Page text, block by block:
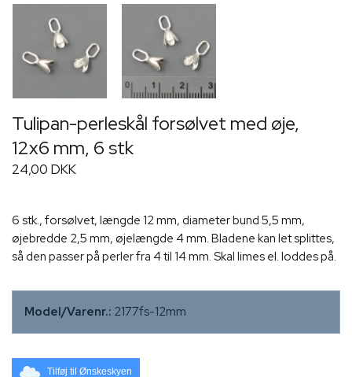
Tulipan-perleskål forsølvet med øje,
12x6 mm, 6 stk
24,00 DKK
6 stk., forsølvet, længde 12 mm, diameter bund 5,5 mm,
øjebredde 2,5 mm, øjelængde 4 mm. Bladene kan let splittes,
så den passer på perler fra 4 til 14 mm. Skal limes el. loddes på.
Model/Varenr.: 2177fs-12mm
Tilføj til Ønskeskyen